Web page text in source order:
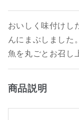
おいしく味付けし
んにまぶしました
魚を丸ごとお召し
商品説明